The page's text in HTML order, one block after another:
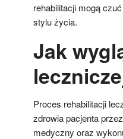
rehabilitacji mogą
stylu życia.
Jak
Proces rehabilitacji
zdrowia pacjenta
medyczny oraz